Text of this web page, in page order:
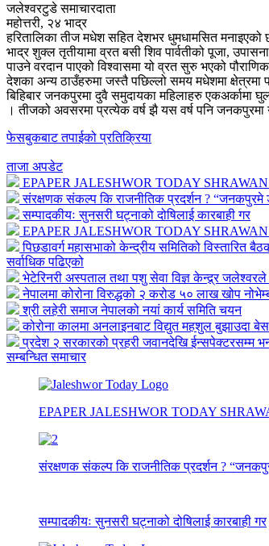
जलेश्वरटुडे समाचारदाता
महोत्तरी, २४ भाद्र
हरितालिका तीज मधेश सहित देशभर धुमधामसित मनाइएको छ
भाद्र शुक्ल तृतीयामा व्रत बसी शिव पार्वतीको पूजा,
पाउने वरदान पाएको विश्वासमा यो व्रत सुरु भएको
देशका अन्य ठाउँहरुमा जस्तै पछिल्लो समय मधेशमा क्षेत्रमा
बिहिबार जनकपुरमा दुवै समुदायका महिलाहरु एकअर्कामा
। तीजको अवसरमा प्रत्येक वर्ष झै यस वर्ष पनि जनकपुरमा
फेसबुकबाट तपाईको प्रतिक्रिया
ताजा अपडेट
EPAPER JALESHWOR TODAY
संरक्षणक संकल्प कि राजनीतिक प्रदर्शन ? “जनकपुरमे
सम्पादकीयः सुनसरी घट्नाको दोषिलाई कारबाही गर
EPAPER JALESHWOR TODAY SHRAWAN
पिछडावर्ग महासभाको केन्द्रीय समितिको विस्तारित
सर्वाधिक पढिएको
भेटेरिनरी अस्पताल तथा पशु सेवा विज्ञ केन्द्र्र जलेश्वरले
नेपालमा कोरोना विरुद्धको २ करोड ५० लाख खोप
श्री लहेरी समाज नेपालको नयां कार्य समिति चयन
कोरोना कालमा अनलाइनबाट विद्युत महशुल बुझाउदा
प्रदेश २ सरकारको प्रहरी जवानदेखि ईन्सपेक्टरसम्म
सम्बन्धित समाचार
EPAPER JALESHWOR TODAY
संरक्षणक संकल्प कि राजनीतिक प्रदर्शन ?
सम्पादकीयः सुनसरी घट्नाको दोषिलाई कारबाही गर